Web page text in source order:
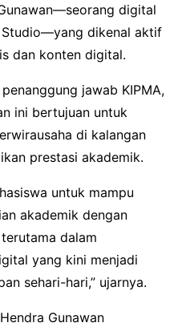
digital
dikenal aktif
dan konten digital.
jawab KIPMA,
ini bertujuan untuk
di kalangan
prestasi akademik.
untuk mampu
akademik dengan
dalam
yang kini menjadi
sehari-hari,” ujarnya.
Gunawan